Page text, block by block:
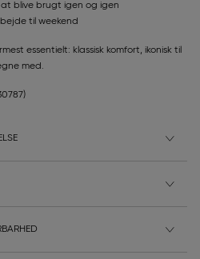
at blive brugt igen og igen
til weekend
essentielt: klassisk komfort, ikonisk til
med.